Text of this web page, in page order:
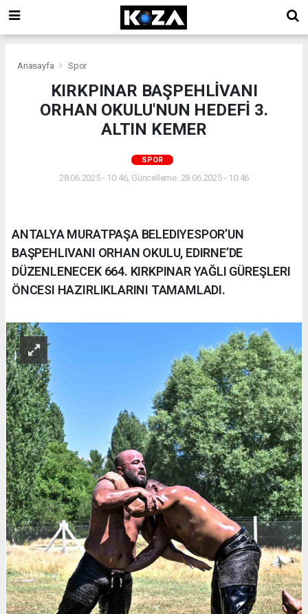
Anasayfa Spor
KIRKPINAR BAŞPEHLİVANI
ORHAN OKULU'NUN HEDEFİ 3.
ALTIN KEMER
SPOR
28.06.2025 - 10:46, Güncelleme: 28.06.2025 - 10:46
ANTALYA MURATPAŞA BELEDIYESPOR’UN
BAŞPEHLIVANI ORHAN OKULU, EDIRNE’DE
DÜZENLENECEK 664. KIRKPINAR YAĞLI GÜREŞLERI
ÖNCESI HAZIRLIKLARINI TAMAMLADI.